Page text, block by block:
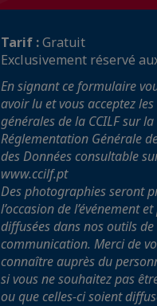
Tarif :Gratuit
Exclusivement réservé
En signant ce formulaire
avoir lu et vous acceptez
générales de la CCILF sur la
Réglementation Générale
des Données consultable
www.ccilf.pt
Des photographies seront
l’occasion de l’événement
diffusées dans nos outils de
communication. Merci de
connaître auprès du
si vous ne souhaitez pas
ou que celles-ci soient